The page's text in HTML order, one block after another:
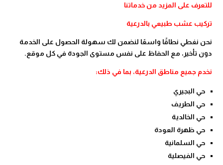
للتعرف على المزيد من خدماتنا
تركيب عشب طبيعي بالدرعية
نحن نغطي نطاقًا واسعًا لنضمن لك سهولة الحصول على الخدمة
دون تأخير، مع الحفاظ على نفس مستوى الجودة في كل موقع.
نخدم جميع مناطق الدرعية، بما في ذلك:
حي البجيري
حي الطريف
حي الخالدية
حي ظهرة العودة
حي السلمانية
حي الفيصلية